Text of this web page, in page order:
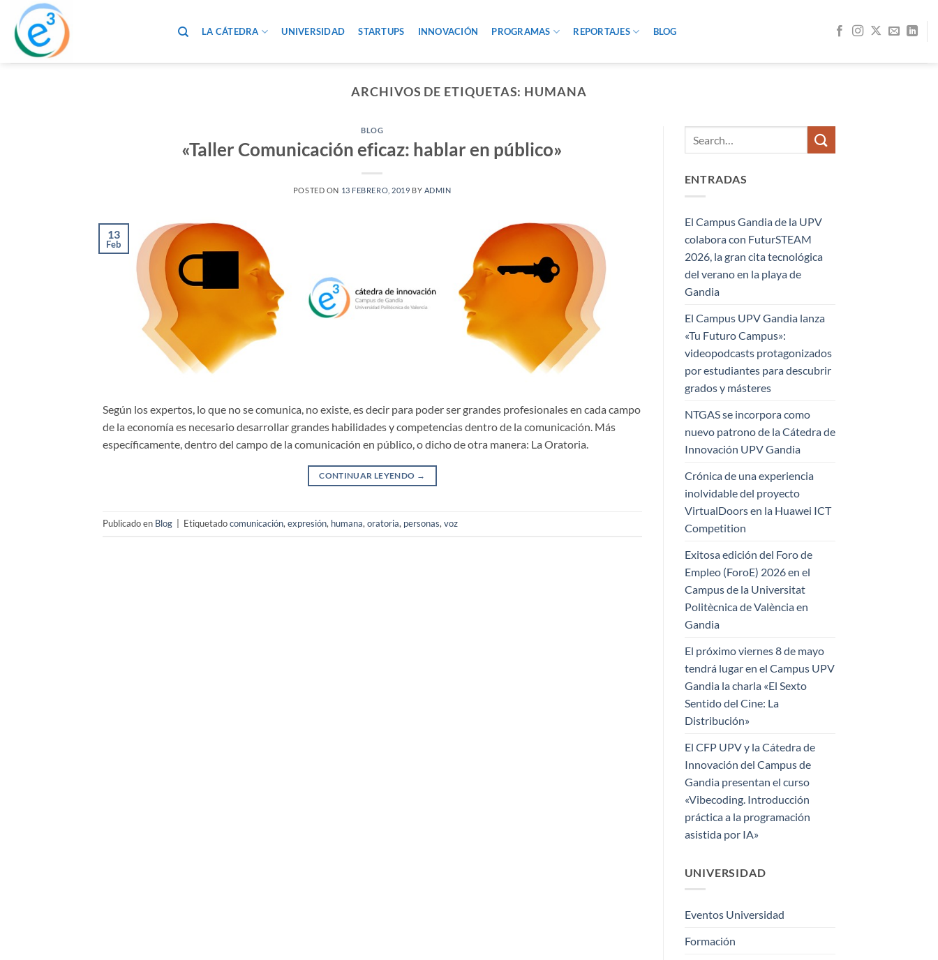
Saltar
contenido
LA CÁTEDRA UNIVERSIDAD STARTUPS INNOVACIÓN PROGRAMAS REPORTAJES BLOG
ARCHIVOS DE ETIQUETAS: HUMANA
BLOG
«Taller Comunicación eficaz: hablar en público»
POSTED ON 13 FEBRERO, 2019 BY ADMIN
13
Feb
Según los expertos, lo que no se comunica, no existe, es decir para poder ser grandes profesionales en cada campo
de la economía es necesario desarrollar grandes habilidades y competencias dentro de la comunicación. Más
específicamente, dentro del campo de la comunicación en público, o dicho de otra manera: La Oratoria.
CONTINUAR LEYENDO →
Publicado en Blog Etiquetadocomunicación,expresión, humana,oratoria, personas,voz
ENTRADAS
El Campus Gandia de la UPV
colabora con FuturSTEAM
2026, la gran cita tecnológica
del verano en la playa de
Gandia
El Campus UPV Gandia lanza
«Tu Futuro Campus»:
videopodcasts protagonizados
por estudiantes para descubrir
grados y másteres
NTGAS se incorpora como
nuevo patrono de la Cátedra de
Innovación UPV Gandia
Crónica de una experiencia
inolvidable del proyecto
VirtualDoors en la Huawei ICT
Competition
Exitosa edición del Foro de
Empleo (ForoE) 2026 en el
Campus de la Universitat
Politècnica de València en
Gandia
El próximo viernes 8 de mayo
tendrá lugar en el Campus UPV
Gandia la charla «El Sexto
Sentido del Cine: La
Distribución»
El CFP UPV y la Cátedra de
Innovación del Campus de
Gandia presentan el curso
«Vibecoding. Introducción
práctica a la programación
asistida por IA»
UNIVERSIDAD
Eventos Universidad
Formación